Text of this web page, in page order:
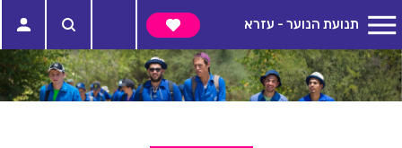
תנועת הנוער - עזרא